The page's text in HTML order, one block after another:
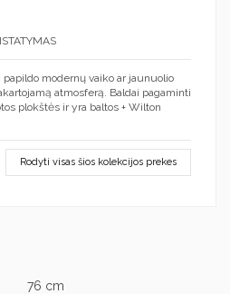
modernų vaiko ar jaunuolio
atmosferą. Baldai pagaminti
plokštės ir yra baltos + Wilton
Rodyti visas šios kolekcijos prekes
76 cm